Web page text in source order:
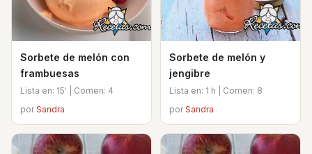
Sorbete de melón con
frambuesas
Lista en: 15' | Comen: 4
porSandra
Sorbete de melón y
jengibre
Lista en: 1 h | Comen: 8
porSandra